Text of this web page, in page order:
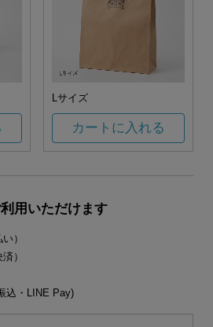
Lサイズ
カートに入れる
用いただけます
）
）
込・LINE Pay)